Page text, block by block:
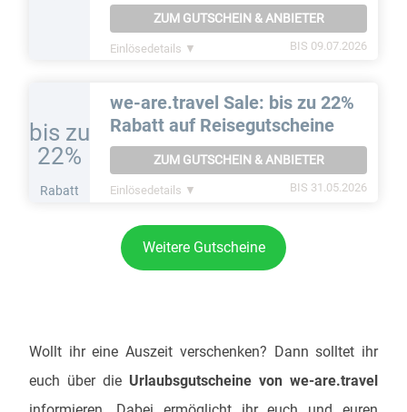
ZUM GUTSCHEIN & ANBIETER
BIS 09.07.2026
Einlösedetails ▼
bis zu
22%
Rabatt
we-are.travel Sale: bis zu 22%
Rabatt auf Reisegutscheine
ZUM GUTSCHEIN & ANBIETER
BIS 31.05.2026
Einlösedetails ▼
Weitere Gutscheine
Wollt ihr eine Auszeit verschenken? Dann solltet ihr
euch über die Urlaubsgutscheine von we-are.travel